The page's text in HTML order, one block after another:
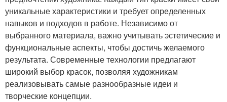
уникальные характеристики и требует определенных
навыков и подходов в работе. Независимо от
выбранного материала, важно учитывать эстетические и
функциональные аспекты, чтобы достичь желаемого
результата. Современные технологии предлагают
широкий выбор красок, позволяя художникам
реализовывать самые разнообразные идеи и
творческие концепции.